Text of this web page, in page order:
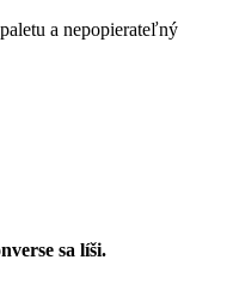
a nepopierateľný
sa líši.